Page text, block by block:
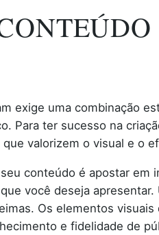
exige uma combinação
Para ter sucesso na
valorizem o visual e o
conteúdo é apostar
você deseja
Os elementos
e fidelidade de